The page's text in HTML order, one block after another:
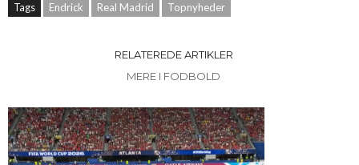
Tags Endrick Real Madrid Topnyheder
RELATEREDE ARTIKLER
MERE I FODBOLD